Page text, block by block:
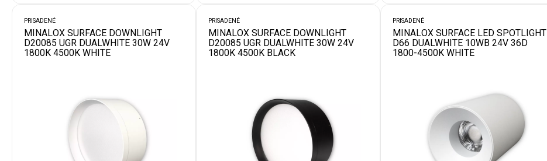
PRISADENÉ
MINALOX SURFACE DOWNLIGHT
D20085 UGR DUALWHITE 30W 24V
1800K 4500K WHITE
PRISADENÉ
MINALOX SURFACE DOWNLIGHT
D20085 UGR DUALWHITE 30W 24V
1800K 4500K BLACK
PRISADENÉ
MINALOX SURFACE LED SPOTLIGHT
D66 DUALWHITE 10WB 24V 36D
1800-4500K WHITE